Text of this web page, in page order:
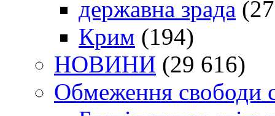
державна зрада
Крим (194)
НОВИНИ (29 616)
Обмеження свободи